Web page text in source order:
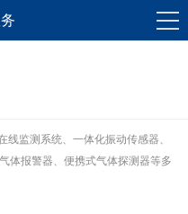
监测系统、一体化振动传感器、
体报警器、便携式气体探测器等多